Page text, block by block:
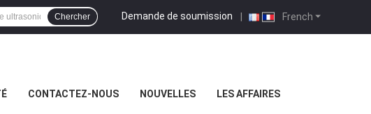
French
Demande de soumission |
Chercher
CONTACTEZ-NOUS NOUVELLES LES AFFAIRES